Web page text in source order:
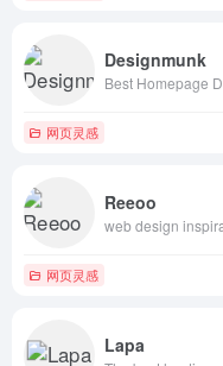
Designmunk
Best Homepage
网页灵感
Reeoo
web design
网页灵感
Lapa